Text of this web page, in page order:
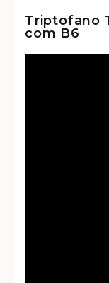
Triptofano
com B6